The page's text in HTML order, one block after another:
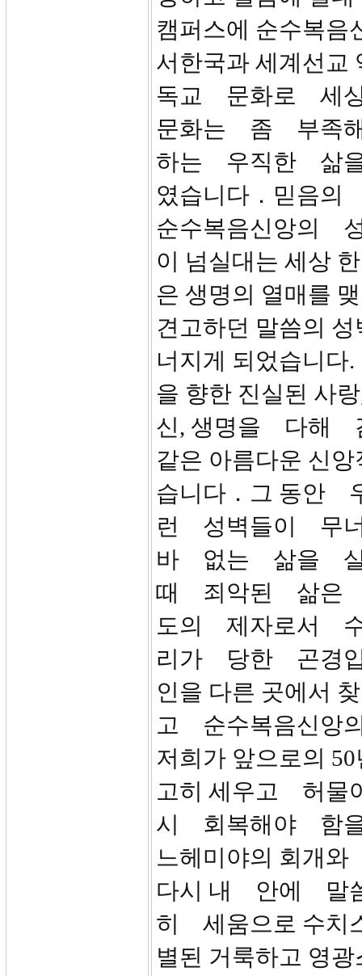
캠퍼스에 순수복음
서한국과 세계선교
독교 문화로 세
문화는 좀 부족
하는 우직한 삶
였습니다．믿음
순수복음신앙의
이 넘실대는 세상
은 생명의 열매를
견고하던 말씀의
너지게 되었습니
을 향한 진실된 사
신, 생명을 다해
같은 아름다운 신
습니다．그 동안
런 성벽들이
바 없는 삶을
때 죄악된 삶은
도의 제자로서
리가 당한 곤경입
인을 다른 곳에서
고 순수복음신앙
저희가 앞으로의
고히 세우고 허
시 회복해야 함
느헤미야의 회개
다시 내 안에 말씀
히 세움으로 수치
별된 거룩하고 영